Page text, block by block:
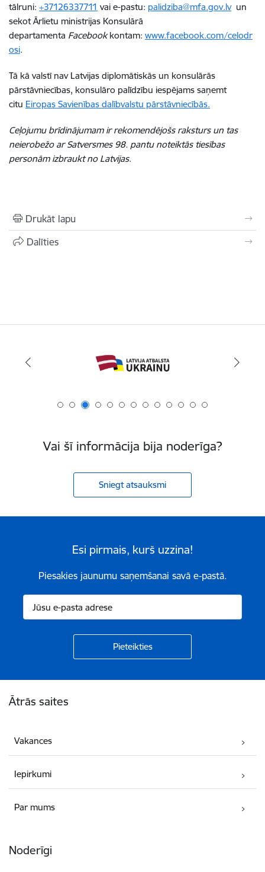
tālruni: +37126337711 vai e-pastu: palidziba@mfa.gov.lvun
sekot Ārlietu ministrijas Konsulārā
departamenta Facebookkontam: www.facebook.com/celodr
osi.
Tā kā valstī nav Latvijas diplomātiskās un konsulārās
pārstāvniecības, konsulāro palīdzību iespējams saņemt
citu Eiropas Savienības dalībvalstu pārstāvniecībās.
Ceļojumu brīdinājumam ir rekomendējošs raksturs un tas
neierobežo ar Satversmes 98. pantu noteiktās tiesības
personām izbraukt no Latvijas.
Drukāt lapu
Dalīties
Vai šī informācija bija noderīga?
Sniegt atsauksmi
Esi pirmais, kurš uzzina!
Piesakies jaunumu saņemšanai savā e-pastā.
Ātrās saites
Vakances
Iepirkumi
Par mums
Noderīgi